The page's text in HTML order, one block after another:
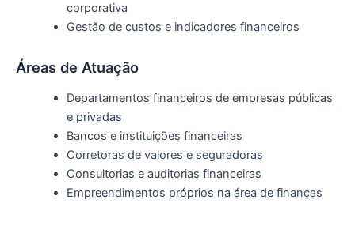
corporativa
Gestão de custos e indicadores financeiros
Áreas de Atuação
Departamentos financeiros de empresas públicas
e privadas
Bancos e instituições financeiras
Corretoras de valores e seguradoras
Consultorias e auditorias financeiras
Empreendimentos próprios na área de finanças